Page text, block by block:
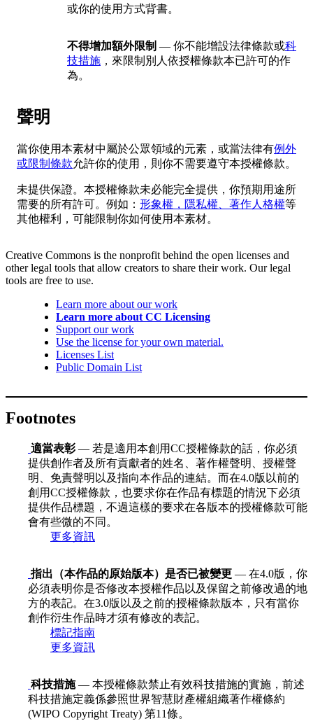
或你的使用方式背書。
不得增加額外限制 — 你不能增設法律條款或科
技措施 ，來限制別人依授權條款本已許可的作
為。
聲明
當你使用本素材中屬於公眾領域的元素，或當法律有例外
或限制條款允許你的使用，則你不需要遵守本授權條款。
未提供保證。本授權條款未必能完全提供，你預期用途所
需要的所有許可。例如： 形象權，隱私權、著作人格權等
其他權利，可能限制你如何使用本素材。
Creative Commons is the nonprofit behind the open licenses and
other legal tools that allow creators to share their work. Our legal
tools are free to use.
Learn more about our work
Learn more about CC Licensing
Support our work
Use the license for your own material.
Licenses List
Public Domain List
Footnotes
適當表彰— 若是適用本創用CC授權條款的話，你必須
提供創作者及所有貢獻者的姓名、著作權聲明、授權聲
明、免責聲明以及指向本作品的連結。而在4.0版以前的
創用CC授權條款，也要求你在作品有標題的情況下必須
提供作品標題，不過這樣的要求在各版本的授權條款可能
會有些微的不同。
更多資訊
指出（本作品的原始版本）是否已被變更 — 在4.0版，你
必須表明你是否修改本授權作品以及保留之前修改過的地
方的表記。在3.0版以及之前的授權條款版本，只有當你
創作衍生作品時才須有修改的表記。
標記指南
更多資訊
科技措施— 本授權條款禁止有效科技措施的實施，前述
科技措施定義係參照世界智慧財產權組織著作權條約
(WIPO Copyright Treaty) 第11條。